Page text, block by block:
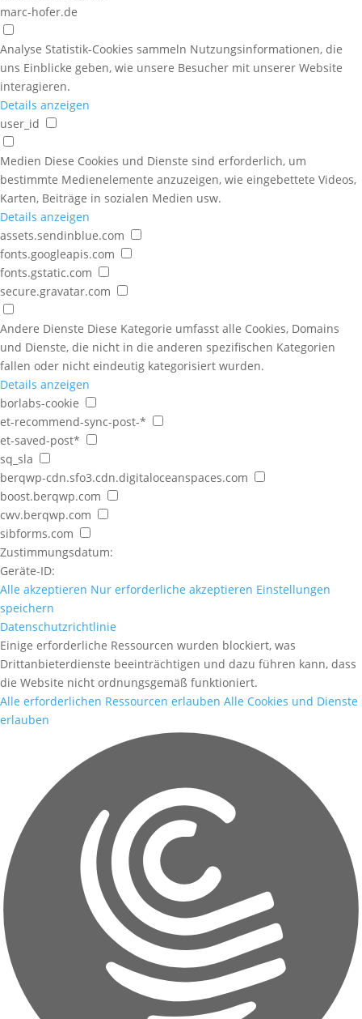
marc-hofer.de
Analyse Statistik-Cookies sammeln Nutzungsinformationen, die
uns Einblicke geben, wie unsere Besucher mit unserer Website
interagieren.
Details anzeigen
user_id
Medien Diese Cookies und Dienste sind erforderlich, um
bestimmte Medienelemente anzuzeigen, wie eingebettete Videos,
Karten, Beiträge in sozialen Medien usw.
Details anzeigen
assets.sendinblue.com
fonts.googleapis.com
fonts.gstatic.com
secure.gravatar.com
Andere Dienste Diese Kategorie umfasst alle Cookies, Domains
und Dienste, die nicht in die anderen spezifischen Kategorien
fallen oder nicht eindeutig kategorisiert wurden.
Details anzeigen
borlabs-cookie
et-recommend-sync-post-*
et-saved-post*
sq_sla
berqwp-cdn.sfo3.cdn.digitaloceanspaces.com
boost.berqwp.com
cwv.berqwp.com
sibforms.com
Zustimmungsdatum:
Geräte-ID:
Alle akzeptieren Nur erforderliche akzeptieren Einstellungen
speichern
Datenschutzrichtlinie
Einige erforderliche Ressourcen wurden blockiert, was
Drittanbieterdienste beeinträchtigen und dazu führen kann, dass
die Website nicht ordnungsgemäß funktioniert.
Alle erforderlichen Ressourcen erlauben Alle Cookies und Dienste
erlauben